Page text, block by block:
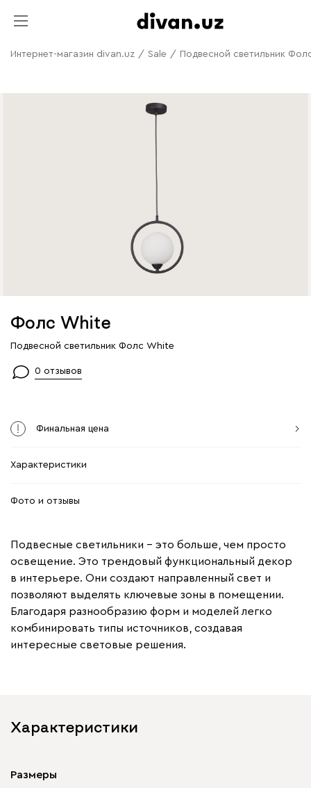
Интернет-магазин divan.uz / Sale / Подвесной светильник
Фолс White
Подвесной светильник Фолс White
0 отзывов
Финальная цена
Характеристики
Фото и отзывы
Подвесные светильники – это больше, чем просто
освещение. Это трендовый функциональный декор
в интерьере. Они создают направленный свет и
позволяют выделять ключевые зоны в помещении.
Благодаря разнообразию форм и моделей легко
комбинировать типы источников, создавая
интересные световые решения.
Характеристики
Размеры